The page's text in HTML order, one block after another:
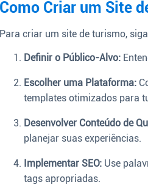
Como Criar um Site
Para criar um site de turismo,
Definir o Público-Alvo:
Escolher uma Plataforma:
templates otimizados para
Desenvolver Conteúdo de
planejar suas experiências.
Implementar SEO: Use
tags apropriadas.